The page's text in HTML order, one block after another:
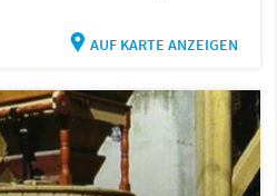
AUF KARTE ANZEIGEN